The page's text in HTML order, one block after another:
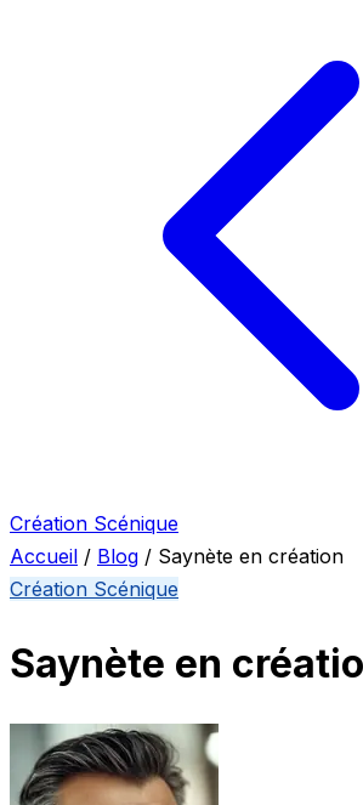
Création Scénique
Accueil / Blog / Saynète en création
Création Scénique
Saynète en